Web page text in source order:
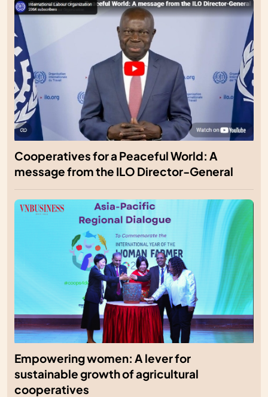
Cooperatives for a Peaceful World: A
message from the ILO Director-General
Empowering women: A lever for
sustainable growth of agricultural
cooperatives